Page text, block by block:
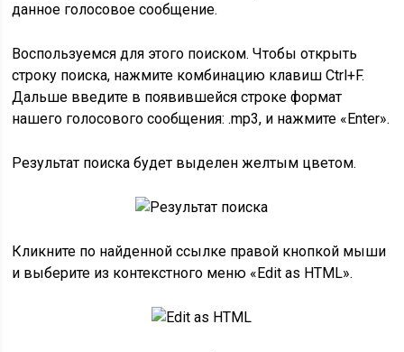
данное голосовое сообщение.
Воспользуемся для этого поиском. Чтобы открыть
строку поиска, нажмите комбинацию клавиш Ctrl+F.
Дальше введите в появившейся строке формат
нашего голосового сообщения: .mp3, и нажмите «Enter».
Результат поиска будет выделен желтым цветом.
Кликните по найденной ссылке правой кнопкой мыши
и выберите из контекстного меню «Edit as HTML».